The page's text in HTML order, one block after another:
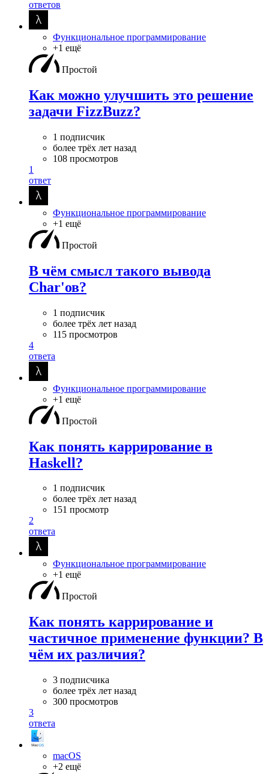
ответов
Функциональное программирование
+1 ещё
Простой
Как можно улучшить это решение
задачи FizzBuzz?
1 подписчик
более трёх лет назад
108 просмотров
1
ответ
Функциональное программирование
+1 ещё
Простой
В чём смысл такого вывода
Char'ов?
1 подписчик
более трёх лет назад
115 просмотров
4
ответа
Функциональное программирование
+1 ещё
Простой
Как понять каррирование в
Haskell?
1 подписчик
более трёх лет назад
151 просмотр
2
ответа
Функциональное программирование
+1 ещё
Простой
Как понять каррирование и
частичное применение функции? В
чём их различия?
3 подписчика
более трёх лет назад
300 просмотров
3
ответа
macOS
+2 ещё